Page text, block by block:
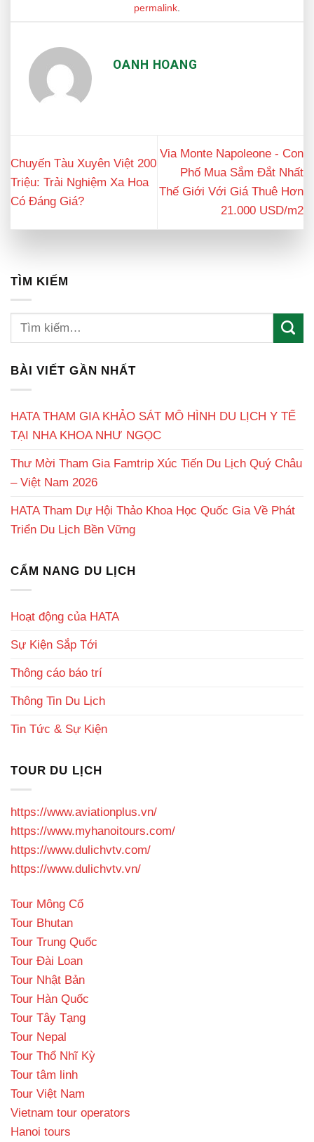
permalink
OANH HOANG
Chuyến Tàu Xuyên Việt 200
Triệu: Trải Nghiệm Xa Hoa
Có Đáng Giá?
Via Monte Napoleone - Con
Phố Mua Sắm Đắt Nhất
Thế Giới Với Giá Thuê Hơn
21.000 USD/m2
TÌM KIẾM
BÀI VIẾT GẦN NHẤT
HATA THAM GIA KHẢO SÁT MÔ HÌNH DU LỊCH Y TẾ
TẠI NHA KHOA NHƯ NGỌC
Thư Mời Tham Gia Famtrip Xúc Tiến Du Lịch Quý Châu
– Việt Nam 2026
HATA Tham Dự Hội Thảo Khoa Học Quốc Gia Về Phát
Triển Du Lịch Bền Vững
CẨM NANG DU LỊCH
Hoạt động của HATA
Sự Kiện Sắp Tới
Thông cáo báo trí
Thông Tin Du Lịch
Tin Tức & Sự Kiện
TOUR DU LỊCH
https://www.aviationplus.vn/
https://www.myhanoitours.com/
https://www.dulichvtv.com/
https://www.dulichvtv.vn/
Tour Mông Cổ
Tour Bhutan
Tour Trung Quốc
Tour Đài Loan
Tour Nhật Bản
Tour Hàn Quốc
Tour Tây Tạng
Tour Nepal
Tour Thổ Nhĩ Kỳ
Tour tâm linh
Tour Việt Nam
Vietnam tour operators
Hanoi tours